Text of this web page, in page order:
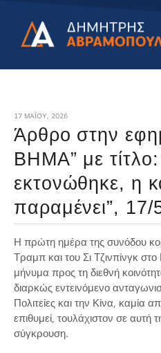
17 ΜΑΪ́ΟΥ, 2026
Άρθρο στην
ΒΗΜΑ” με
εκτονώθηκε, η
παραμένει”, 17/
Η πρώτη ημέρα της συνόδου
Τραμπ και του Σι Τζινπίνγκ
μήνυμα προς τη διεθνή
διαρκώς εντεινόμενο
Πολιτείες και την Κίνα, καμία
επιθυμεί, τουλάχιστον σε αυτή
σύγκρουση.